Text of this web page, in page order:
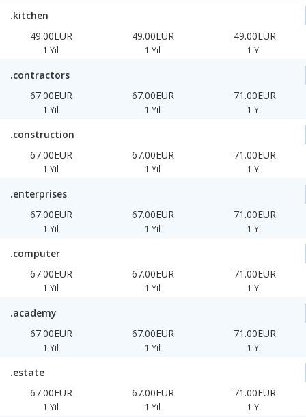
.kitchen
49.00EUR
1 Yıl
49.00EUR
1 Yıl
49.00EUR
1 Yıl
.contractors
67.00EUR
1 Yıl
67.00EUR
1 Yıl
71.00EUR
1 Yıl
.construction
67.00EUR
1 Yıl
67.00EUR
1 Yıl
71.00EUR
1 Yıl
.enterprises
67.00EUR
1 Yıl
67.00EUR
1 Yıl
71.00EUR
1 Yıl
.computer
67.00EUR
1 Yıl
67.00EUR
1 Yıl
71.00EUR
1 Yıl
.academy
67.00EUR
1 Yıl
67.00EUR
1 Yıl
71.00EUR
1 Yıl
.estate
67.00EUR
1 Yıl
67.00EUR
1 Yıl
71.00EUR
1 Yıl